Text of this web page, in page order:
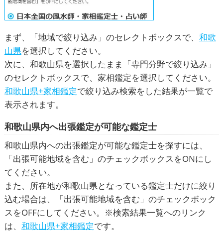
まず、「地域で絞り込み」のセレクトボックスで、 和歌
山県を選択してください。
次に、和歌山県を選択したまま「専門分野で絞り込み」
のセレクトボックスで、家相鑑定を選択してください。
和歌山県+家相鑑定で絞り込み検索をした結果が一覧で
表示されます。
和歌山県内へ出張鑑定が可能な鑑定士
和歌山県内への出張鑑定が可能な鑑定士を探すには、
「出張可能地域を含む」のチェックボックスをONにし
てください。
また、所在地が和歌山県となっている鑑定士だけに絞り
込む場合は、「出張可能地域を含む」のチェックボック
スをOFFにしてください。※検索結果一覧へのリンク
は、 和歌山県+家相鑑定です。